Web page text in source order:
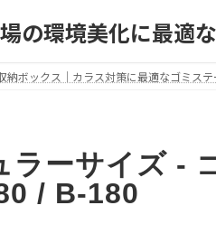
の環境美化に最適
納ボックス｜カラス対策に最適なゴミステ
ラーサイズ -
/ B-180